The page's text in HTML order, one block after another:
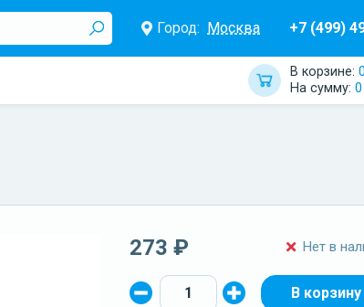
Город: Москва +7 (499)
В корзине:
На сумму:
273 ₽ Нет в